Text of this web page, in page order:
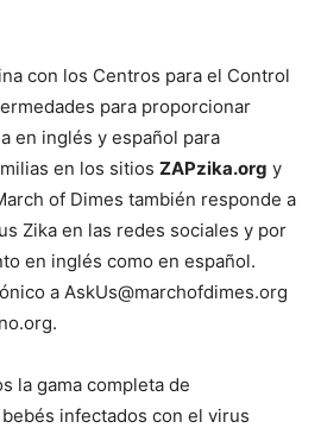
con los Centros para el Control
para proporcionar
en inglés y español para
en los sitios ZAPzika.org y
of Dimes también responde a
Zika en las redes sociales y por
en inglés como en español.
a AskUs@marchofdimes.org
la gama completa de
infectados con el virus